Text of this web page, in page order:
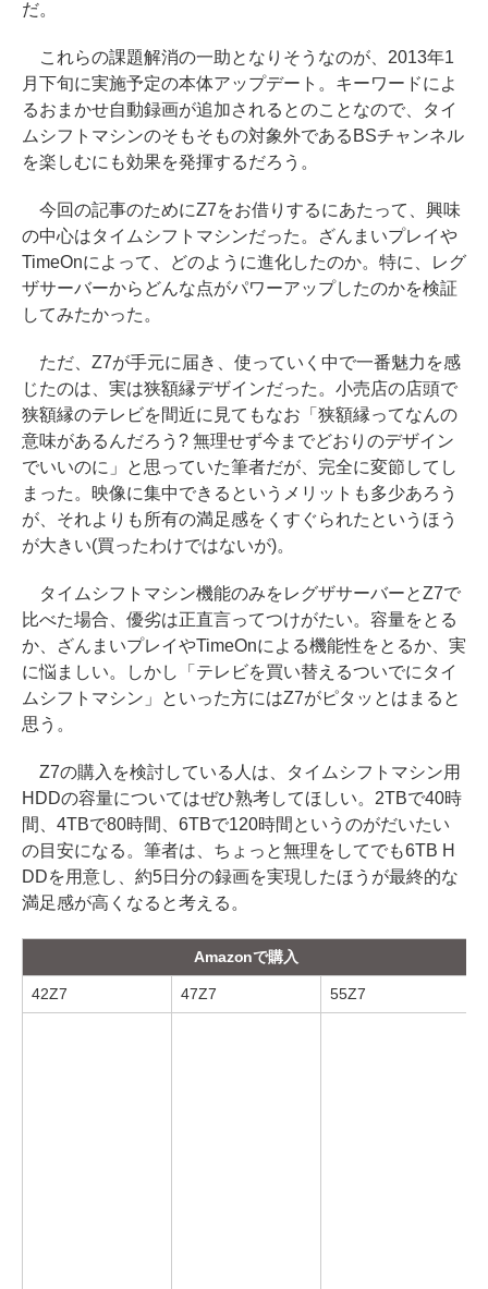
だ。
これらの課題解消の一助となりそうなのが、2013年1
月下旬に実施予定の本体アップデート。キーワードによ
るおまかせ自動録画が追加されるとのことなので、タイ
ムシフトマシンのそもそもの対象外であるBSチャンネル
を楽しむにも効果を発揮するだろう。
今回の記事のためにZ7をお借りするにあたって、興味
の中心はタイムシフトマシンだった。ざんまいプレイや
TimeOnによって、どのように進化したのか。特に、レグ
ザサーバーからどんな点がパワーアップしたのかを検証
してみたかった。
ただ、Z7が手元に届き、使っていく中で一番魅力を感
じたのは、実は狭額縁デザインだった。小売店の店頭で
狭額縁のテレビを間近に見てもなお「狭額縁ってなんの
意味があるんだろう? 無理せず今までどおりのデザイン
でいいのに」と思っていた筆者だが、完全に変節してし
まった。映像に集中できるというメリットも多少あろう
が、それよりも所有の満足感をくすぐられたというほう
が大きい(買ったわけではないが)。
タイムシフトマシン機能のみをレグザサーバーとZ7で
比べた場合、優劣は正直言ってつけがたい。容量をとる
か、ざんまいプレイやTimeOnによる機能性をとるか、実
に悩ましい。しかし「テレビを買い替えるついでにタイ
ムシフトマシン」といった方にはZ7がピタッとはまると
思う。
Z7の購入を検討している人は、タイムシフトマシン用
HDDの容量についてはぜひ熟考してほしい。2TBで40時
間、4TBで80時間、6TBで120時間というのがだいたい
の目安になる。筆者は、ちょっと無理をしてでも6TB H
DDを用意し、約5日分の録画を実現したほうが最終的な
満足感が高くなると考える。
Amazonで購入
42Z7 47Z7 55Z7